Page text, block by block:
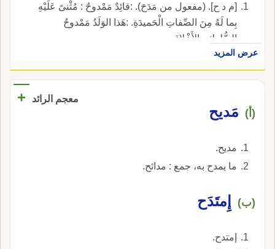
[م د ح]. (مفعول من مَدَحَ). :قائِدٌ مَمْدوحٌ : مُثْنىً عَلَيْهِ
بِما لَهُ مِنَ الصِّفاتِ الْحَميدَةِ. :هَذا الوَلَدُ مَمْدوحُ
السُّلوكِ والأَخْلاقِ.
عرض المزيد
معجم الرائد +
(أ) مَديح
مديح.
ما يمدح به، جمع : مدائح.
(ب) إِمتَدَح
إمتدح.